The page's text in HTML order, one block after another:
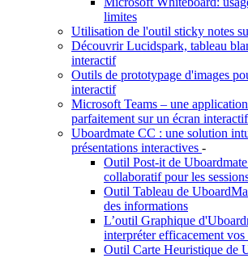
limites
Utilisation de l'outil sticky notes
Découvrir Lucidspark, tableau
interactif
Outils de prototypage d'images
interactif
Microsoft Teams – une
parfaitement sur un écran interactif
Uboardmate CC : une solution
présentations interactives -
Outil Post-it de
collaboratif pour les
Outil Tableau de
des informations
L’outil Graphique
interpréter efficacement vos
Outil Carte Heuristique de